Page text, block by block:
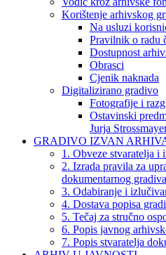
Korištenje arhivskog
Na usluzi
Pravilnik o radu
Dostupnost
Obrasci
Cjenik naknada
Digitalizirano gradivo
Fotografije i
Ostavinski
Jurja
GRADIVO IZVAN
1. Obveze stvaratelja i
2. Izrada pravila za
dokumentarnog
3. Odabiranje i
4. Dostava popisa
5. Tečaj za stručno
6. Popis javnog
7. Popis stvaratelja